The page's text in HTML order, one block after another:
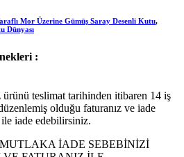
Mor Üzerine Gümüş Saray Desenli Kutu,
Dünyası
:
ürünü teslimat tarihinden itibaren 14 iş
olduğu faturanız ve iade
iade edebilirsiniz.
İADE SEBEBİNİZİ